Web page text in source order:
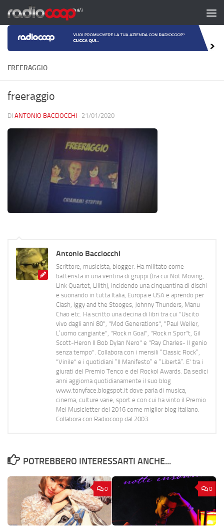
Salta al contenuto
FREERAGGIO
freeraggio
DI ANTONIO BACCIOCCHI · 21/01/2020
Antonio Bacciocchi
Scrittore, musicista, blogger. Ha militato come
batterista in una ventina di gruppi (tra cui Not Moving,
Link Quartet, Lilith), incidendo una cinquantina di dischi
e suonando in tutta Italia, Europa e USA e aprendo per
Clash, Iggy and the Stooges, Johnny Thunders, Manu
Chao etc. Ha scritto una decina di libri tra cui "Uscito
vivo dagli anni 80", "Mod Generations", "Paul Weller,
L’uomo cangiante", "Rock n Goal", "Rock n Spor"t, Gil
Scott-Heron Il Bob Dylan Nero" e "Ray Charles- Il genio
senza tempo". Collabora con i mensili “Classic Rock”,
"Vinile" e i quotidiani “Il Manifesto” e “Libertà”. E' tra i
giurati del Premio Tenco e del Rockol Awards. Da sedici
anni aggiorna quotidianamente il suo blog
www.tonyface.blogspot.it dove parla di musica,
cinema, culture varie, sport e con cui ha vinto il Premio
Mei Musicletter del 2016 come miglior blog italiano.
Collabora con Radiocoop dal 2003.
POTREBBERO INTERESSARTI ANCHE...
0 0